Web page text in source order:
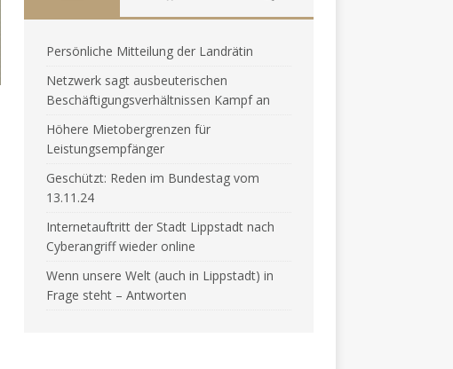
Persönliche Mitteilung der Landrätin
Netzwerk sagt ausbeuterischen
Beschäftigungsverhältnissen Kampf an
Höhere Mietobergrenzen für
Leistungsempfänger
Geschützt: Reden im Bundestag vom
13.11.24
Internetauftritt der Stadt Lippstadt nach
Cyberangriff wieder online
Wenn unsere Welt (auch in Lippstadt) in
Frage steht – Antworten